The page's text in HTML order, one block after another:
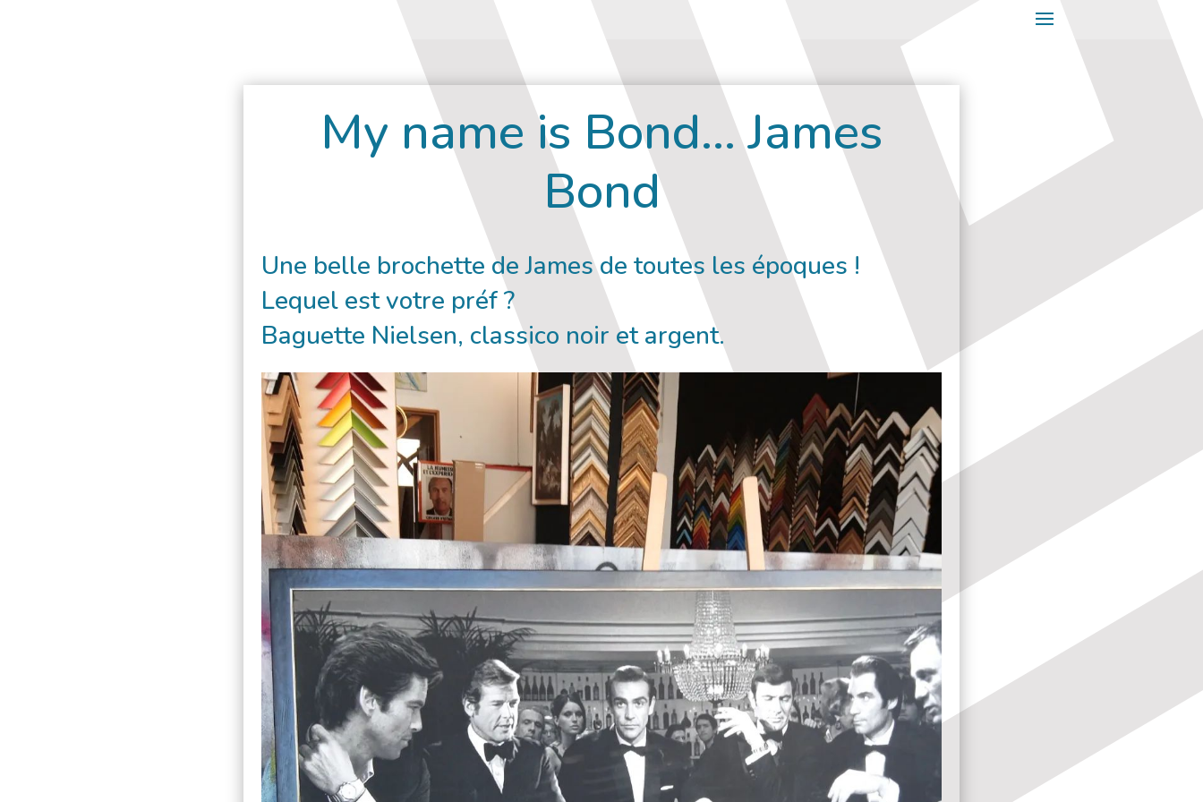
My name is Bond… James
Bond
Une belle brochette de James de toutes les époques !
Lequel est votre préf ?
Baguette Nielsen, classico noir et argent.